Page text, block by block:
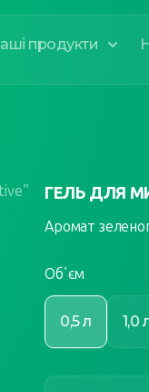
продукти
ГЕЛЬ ДЛЯ
Аромат
Обʼєм
0,5 л 1,0